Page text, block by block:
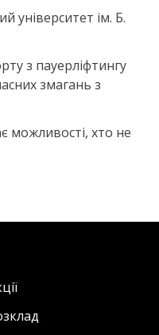
університет ім. Б.
з пауерліфтингу
змагань з
можливості, хто не